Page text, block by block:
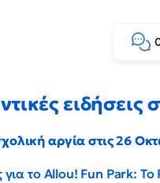
ειδήσεις
αργία στις 26
για το Allou! Fun Park: